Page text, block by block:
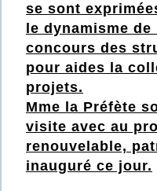
se sont
le dynamisme
concours des
pour aides la
projets.
Mme la Préfète
visite avec au
renouvelable,
inauguré ce jour.